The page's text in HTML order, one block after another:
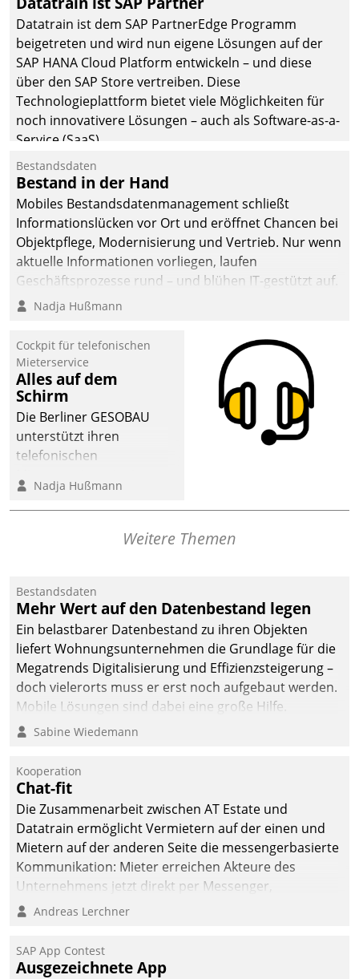
Datatrain ist dem SAP PartnerEdge Programm
beigetreten und wird nun eigene Lösungen auf der
SAP HANA Cloud Platform entwickeln – und diese
über den SAP Store vertreiben. Diese
Technologieplattform bietet viele Möglichkeiten für
noch innovativere Lösungen – auch als Software-as-a-
Service (SaaS).
Bestandsdaten
Bestand in der Hand
Mobiles Bestandsdatenmanagement schließt
Informationslücken vor Ort und eröffnet Chancen bei
Objektpflege, Modernisierung und Vertrieb. Nur wenn
aktuelle Informationen vorliegen, laufen
Geschäftsprozesse rund – und blühen IT-gestützt auf.
Nadja Hußmann
Cockpit für telefonischen
Mieterservice
Alles auf dem
Schirm
Die Berliner GESOBAU
unterstützt ihren
telefonischen
digitalen Cockpit, das
situationsbezogen
passende Fragen und
Dialogführung ermöglicht
dem externen
Serviceteam, Anrufe von
Mietenden zügiger und
effizienter zu bearbeiten.
Nadja Hußmann
Weitere Themen
Bestandsdaten
Mehr Wert auf den Datenbestand legen
Ein belastbarer Datenbestand zu ihren Objekten
liefert Wohnungsunternehmen die Grundlage für die
Megatrends Digitalisierung und Effizienzsteigerung –
doch vielerorts muss er erst noch aufgebaut werden.
Mobile Lösungen sind dabei eine große Hilfe.
Sabine Wiedemann
Kooperation
Chat-fit
Die Zusammenarbeit zwischen AT Estate und
Datatrain ermöglicht Vermietern auf der einen und
Mietern auf der anderen Seite die messengerbasierte
Kommunikation: Mieter erreichen Akteure des
Unternehmens jetzt direkt per Messenger,
Mitarbeiter oder Dienstleister empfangen oder
Andreas Lerchner
SAP App Contest
Ausgezeichnete App